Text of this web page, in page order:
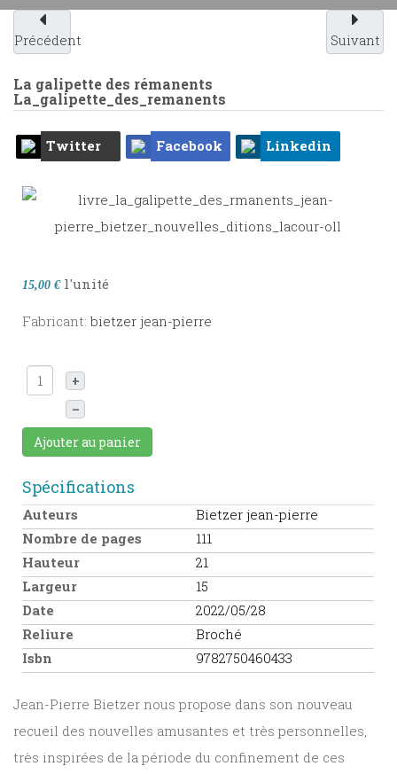
Précédent Suivant
La galipette des rémanents
La_galipette_des_remanents
Twitter Facebook Linkedin
15,00 € l'unité
Fabricant: bietzer jean-pierre
+
–
Ajouter au panier
Spécifications
Auteurs
Bietzer jean-pierre
Nombre de pages
111
Hauteur
21
Largeur
15
Date
2022/05/28
Reliure
Broché
Isbn
9782750460433
Jean-Pierre Bietzer nous propose dans son nouveau
recueil des nouvelles amusantes et très personnelles,
très inspirées de la période du confinement de ces